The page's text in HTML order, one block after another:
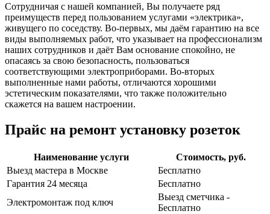
Сотрудничая с нашей компанией, Вы получаете ряд
преимуществ перед пользованием услугами «электрика»,
живущего по соседству. Во-первых, мы даём гарантию на все
виды выполняемых работ, что указывает на профессионализм
наших сотрудников и даёт Вам основание спокойно, не
опасаясь за свою безопасность, пользоваться
соответствующими электроприборами. Во-вторых
выполненные нами работы, отличаются хорошими
эстетическим показателями, что также положительно
скажется на вашем настроении.
Прайс на ремонт установку розеток
Наименование услуги
Стоимость, руб.
Выезд мастера в Москве
Бесплатно
Гарантия 24 месяца
Бесплатно
Электромонтаж под ключ
Выезд сметчика -
Бесплатно